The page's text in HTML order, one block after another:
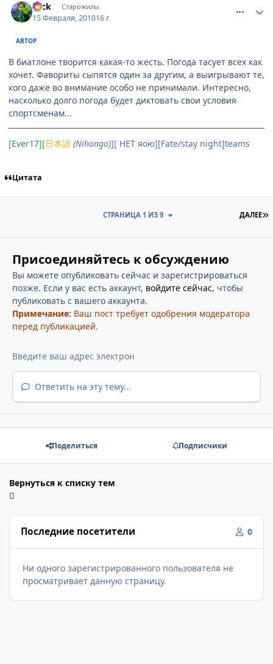
Nick Старожилы
15 Февраля, 201016 г
АВТОР
В биатлоне творится какая-то жесть. Погода тасует всех как
хочет. Фавориты сыпятся один за другим, а выигрывают те,
кого даже во внимание особо не принимали. Интересно,
насколько долго погода будет диктовать свои условия
спортсменам...
[Ever17][日本語 (Nihongo)][ НЕТ яою][Fate/stay night]teams
Цитата
ДАЛЕЕ
СТРАНИЦА 1 ИЗ 9
Присоединяйтесь к обсуждению
Вы можете опубликовать сейчас и зарегистрироваться
позже. Если у вас есть аккаунт, войдите сейчас, чтобы
публиковать с вашего аккаунта.
Примечание: Ваш пост требует одобрения модератора
перед публикацией.
Ответить на эту тему...
Поделиться Подписчики
Вернуться к списку тем
Последние посетители 0
Ни одного зарегистрированного пользователя не
просматривает данную страницу.